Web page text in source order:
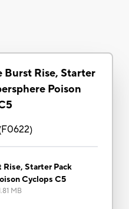
Burst Rise, Starter
Poison
F0622)
Rise, Starter Pack
Cyclops C5
MB